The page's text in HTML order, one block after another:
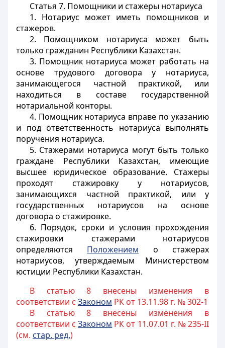
Статья 7. Помощники и стажеры нотариуса
1. Нотариус может иметь помощников и
стажеров.
2. Помощником нотариуса может быть
только гражданин Республики Казахстан.
3. Помощник нотариуса может работать на
основе трудового договора у нотариуса,
занимающегося частной практикой, или
находиться в составе государственной
нотариальной конторы.
4. Помощник нотариуса вправе по указанию
и под ответственность нотариуса выполнять
поручения нотариуса.
5. Стажерами нотариуса могут быть только
граждане Республики Казахстан, имеющие
высшее юридическое образование. Стажеры
проходят стажировку у нотариусов,
занимающихся частной практикой, или у
государственных нотариусов на основе
договора о стажировке.
6. Порядок, сроки и условия прохождения
стажировки стажерами нотариусов
определяются Положением о стажерах
нотариусов, утверждаемым Министерством
юстиции Республики Казахстан.
В статью 8 внесены изменения в
соответствии с Законом РК от 13.11.98 г. № 302-1
В статью 8 внесены изменения в
соответствии сЗаконом РК от 11.07.01 г. № 235-II
(см. стар. ред.)